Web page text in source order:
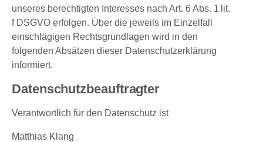
unseres berechtigten Interesses nach Art. 6 Abs. 1 lit.
f DSGVO erfolgen. Über die jeweils im Einzelfall
einschlägigen Rechtsgrundlagen wird in den
folgenden Absätzen dieser Datenschutzerklärung
informiert.
Datenschutzbeauftragter
Verantwortlich für den Datenschutz ist
Matthias Klang